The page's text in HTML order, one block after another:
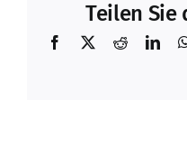
Teilen Sie
Facebook
X Reddit